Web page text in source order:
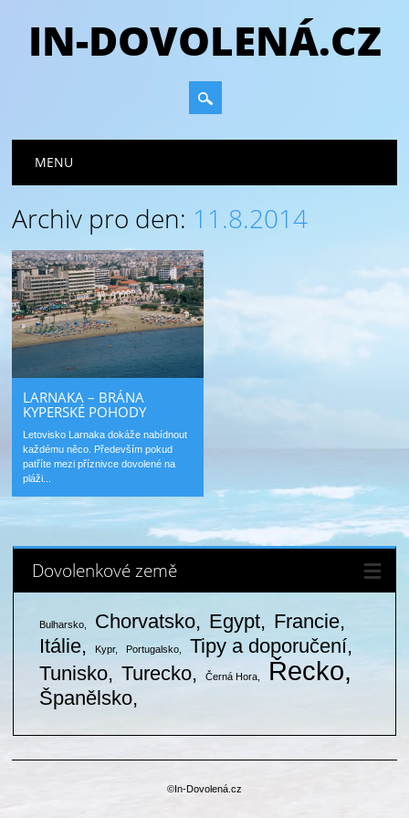
IN-DOVOLENÁ.CZ
Hlavní navigační menu
webu
MENU
Archiv pro den: 11.8.2014
LARNAKA – BRÁNA
KYPERSKÉ POHODY
Letovisko Larnaka dokáže nabídnout
každému něco. Především pokud
patříte mezi příznivce dovolené na
pláži...
Dovolenkové země
Bulharsko Chorvatsko Egypt
Francie
Itálie
Kypr Portugalsko
Tipy a doporučení
Tunisko
Turecko Černá Hora Řecko
Španělsko
©In-Dovolená.cz